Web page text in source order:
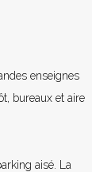
enseignes
bureaux et aire
aisé. La